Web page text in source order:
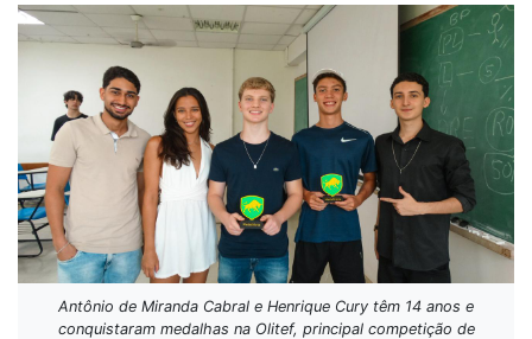
Antônio de Miranda Cabral e Henrique Cury têm 14 anos e
conquistaram medalhas na Olitef, principal competição de